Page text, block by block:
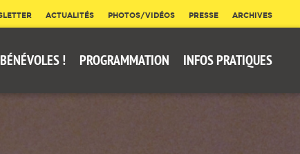
ACTUALITÉS PHOTOS/VIDÉOS PRESSE ARCHIVES
! PROGRAMMATION INFOS PRATIQUES